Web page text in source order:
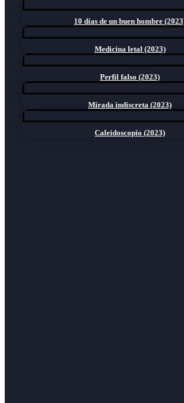
10 días de un buen hombre
Medicina letal (2023)
Perfil falso (2023)
Mirada indiscreta (2023)
Caleidoscopio (2023)